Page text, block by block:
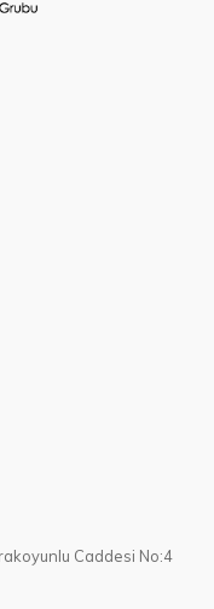
Caddesi No:4